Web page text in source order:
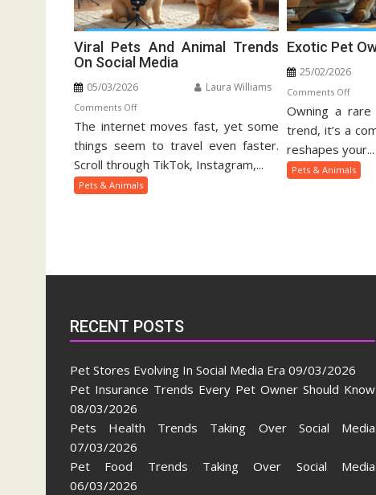
Viral Pets And Animal Trends
On Social Media
05/03/2026 Laura Williams
Comments Offon
Viral
Pets
And
Animal
Trends
The internet moves fast, yet some
things seem to travel even faster.
Scroll through TikTok, Instagram,...
Pets & Animals
Exotic Pet
25/02/2026
Comments Offon
Exotic
Pet
Guide
Owning a
trend, it’s a
reshapes your...
Pets & Animals
RECENT POSTS
Pet Stores Evolving In Social Media Era 09/03/2026
Pet Insurance Trends Every Pet Owner Should Know
08/03/2026
Pets Health Trends Taking Over Social Media
07/03/2026
Pet Food Trends Taking Over Social Media
06/03/2026